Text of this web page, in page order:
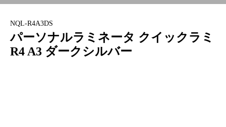
NQL-R4A3DS
パーソナルラミネータ クイックラミ
R4 A3 ダークシルバー